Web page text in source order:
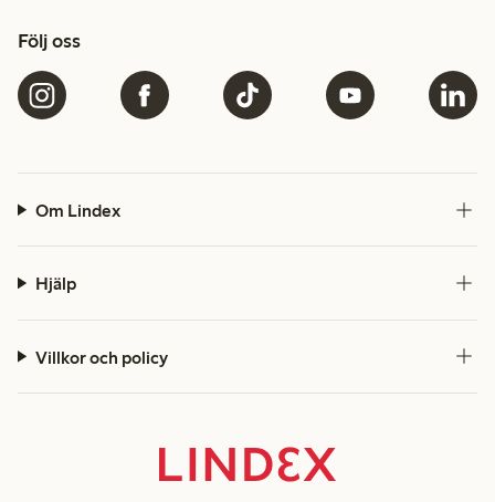
Följ oss
Om Lindex
Hjälp
Villkor och policy